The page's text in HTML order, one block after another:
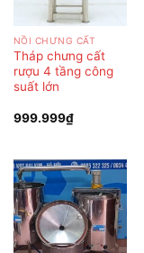
NỒI CHƯNG CẤT
Tháp chưng cất
rượu 4 tầng công
suất lớn
999.999₫